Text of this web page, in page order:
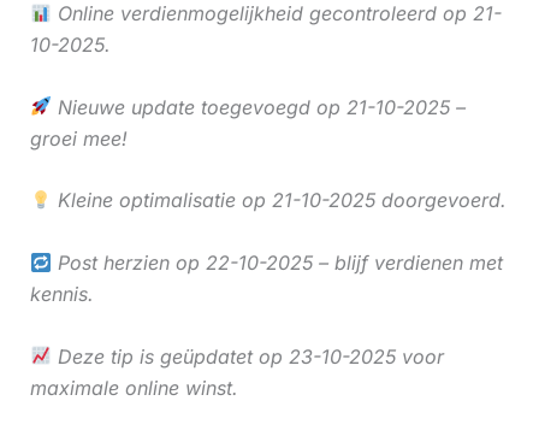
Online verdienmogelijkheid gecontroleerd op 21-
10-2025.
Nieuwe update toegevoegd op 21-10-2025 –
groei mee!
Kleine optimalisatie op 21-10-2025 doorgevoerd.
Post herzien op 22-10-2025 – blijf verdienen met
kennis.
Deze tip is geüpdatet op 23-10-2025 voor
maximale online winst.